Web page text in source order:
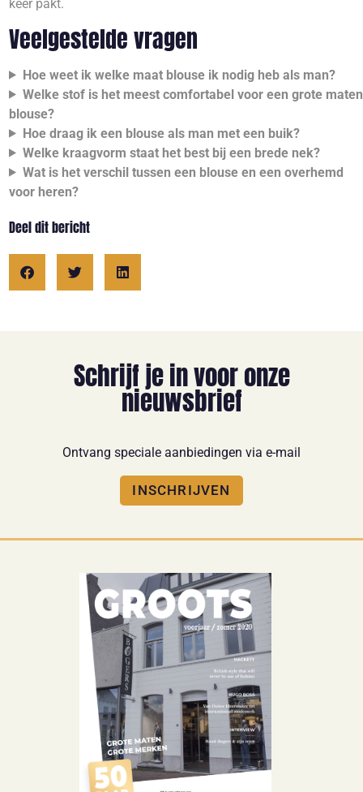
keer pakt.
Veelgestelde vragen
Hoe weet ik welke maat blouse ik nodig heb als man?
Welke stof is het meest comfortabel voor een grote maten
blouse?
Hoe draag ik een blouse als man met een buik?
Welke kraagvorm staat het best bij een brede nek?
Wat is het verschil tussen een blouse en een overhemd
voor heren?
Deel dit bericht
Schrijf je in voor onze
nieuwsbrief
Ontvang speciale aanbiedingen via e-mail
INSCHRIJVEN